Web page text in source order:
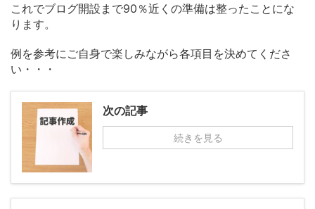
これでブログ開設まで90％近くの準備は整ったことにな
ります。
例を参考にご自身で楽しみながら各項目を決めてくださ
い・・・
次の記事
続きを見る